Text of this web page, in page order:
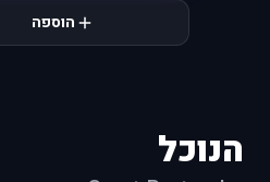
הוספה
הנוכל